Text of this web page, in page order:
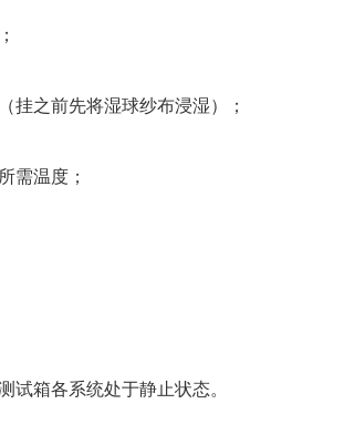
之前先将湿球纱布浸湿）；
需温度；
箱各系统处于静止状态。